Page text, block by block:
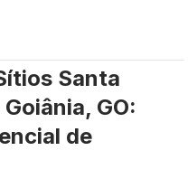
Santa
GO:
de